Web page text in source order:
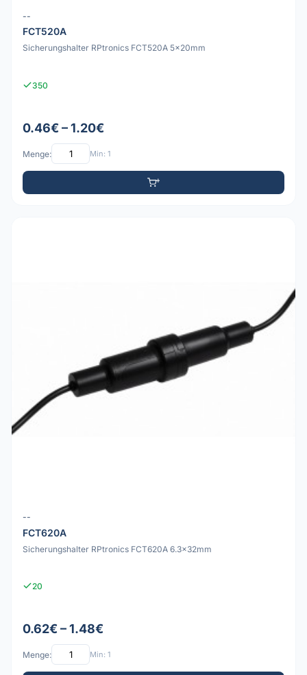
--
FCT520A
Sicherungshalter RPtronics FCT520A 5×20mm
350
0.46€ – 1.20€
Menge: Min: 1
--
FCT620A
Sicherungshalter RPtronics FCT620A 6.3×32mm
20
0.62€ – 1.48€
Menge: Min: 1